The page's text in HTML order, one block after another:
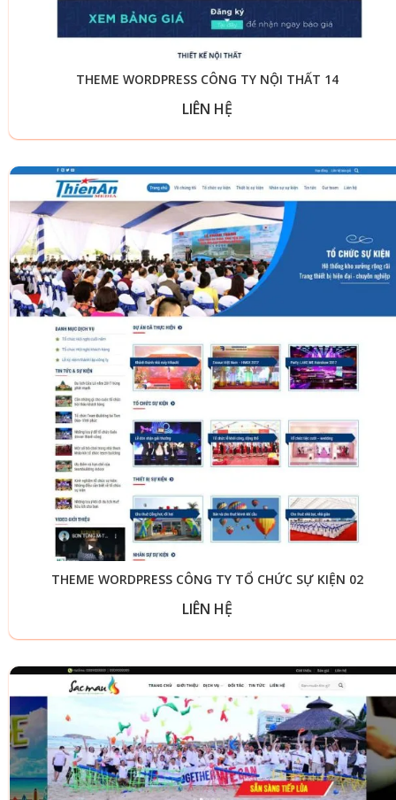
THEME WORDPRESS CÔNG TY NỘI THẤT 14
LIÊN HỆ
THEME WORDPRESS CÔNG TY TỔ CHỨC SỰ KIỆN 02
LIÊN HỆ